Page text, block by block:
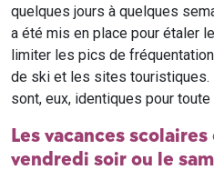
quelques jours à quelques
a été mis en place pour étaler
limiter les pics de
de ski et les sites touristiques.
sont, eux, identiques pour toute
Les vacances
vendredi soir ou le